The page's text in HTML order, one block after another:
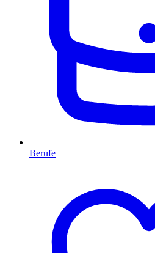
Berufe